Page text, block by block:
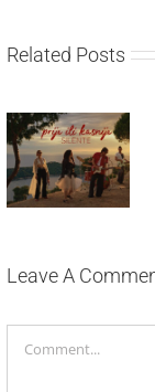
Related Posts
Silente
objavio novi
Leave A